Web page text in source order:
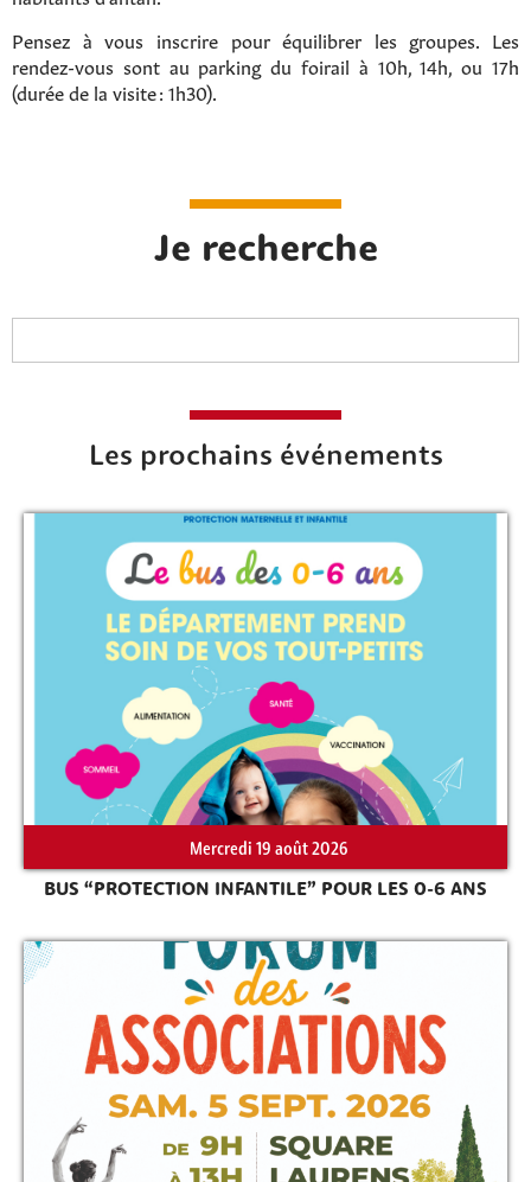
Rechercher sur le site
Pensez à vous inscrire pour équilibrer les groupes. Les
rendez-vous sont au parking du foirail à 10h, 14h, ou 17h
(durée de la visite : 1h30).
Je recherche
Les prochains événements
Mercredi 19 août 2026
BUS “PROTECTION INFANTILE” POUR LES 0-6 ANS